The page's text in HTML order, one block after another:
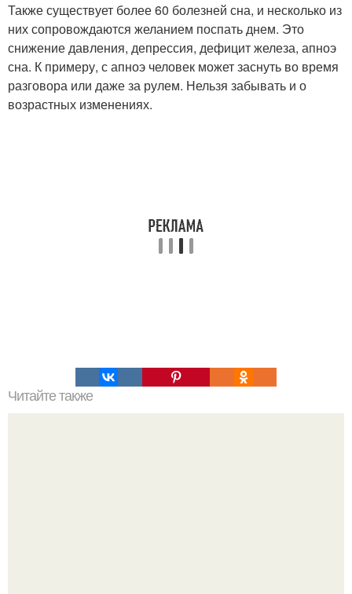
Также существует более 60 болезней сна, и несколько из
них сопровождаются желанием поспать днем. Это
снижение давления, депрессия, дефицит железа, апноэ
сна. К примеру, с апноэ человек может заснуть во время
разговора или даже за рулем. Нельзя забывать и о
возрастных изменениях.
Читайте также